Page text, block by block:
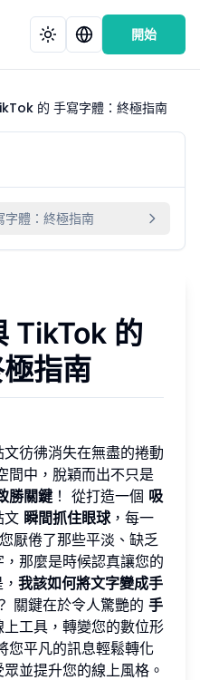
開始
的 手寫字體：終極指南
體：終極指南
TikTok 的
極指南
彷彿消失在無盡的捲動
間中，脫穎而出不只是
勝關鍵 ！ 從打造一個 吸
文 瞬間抓住眼球 ，每一
厭倦了那些平淡、缺乏
那麼是時候認真讓您的
我該如何將文字變成手
關鍵在於令人驚艷的 手
上工具，轉變您的數位形
您平凡的訊息輕鬆轉化
並提升您的線上風格。